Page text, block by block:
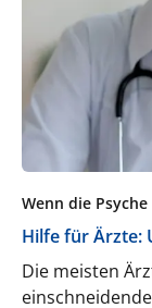
Wenn die
Hilfe für Ärzte:
Die meisten